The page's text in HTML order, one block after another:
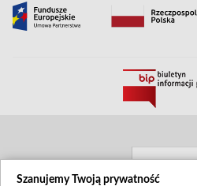
Szanujemy Twoją prywatność